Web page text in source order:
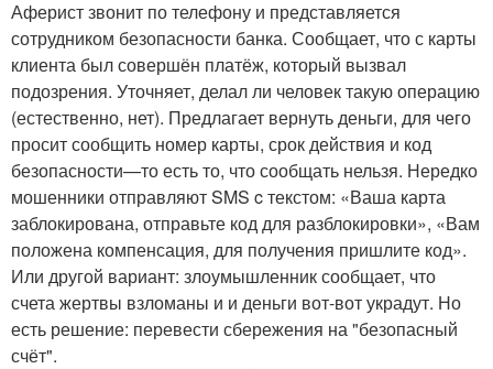
Аферист звонит по телефону и представляется
сотрудником безопасности банка. Сообщает, что с карты
клиента был совершён платёж, который вызвал
подозрения. Уточняет, делал ли человек такую операцию
(естественно, нет). Предлагает вернуть деньги, для чего
просит сообщить номер карты, срок действия и код
безопасности—то есть то, что сообщать нельзя. Нередко
мошенники отправляют SMS c текстом: «Ваша карта
заблокирована, отправьте код для разблокировки», «Вам
положена компенсация, для получения пришлите код».
Или другой вариант: злоумышленник сообщает, что
счета жертвы взломаны и и деньги вот-вот украдут. Но
есть решение: перевести сбережения на "безопасный
счёт".